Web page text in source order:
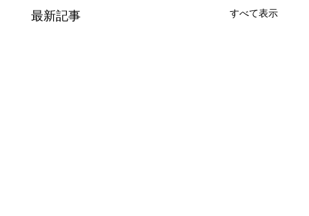
最新記事 すべて表示